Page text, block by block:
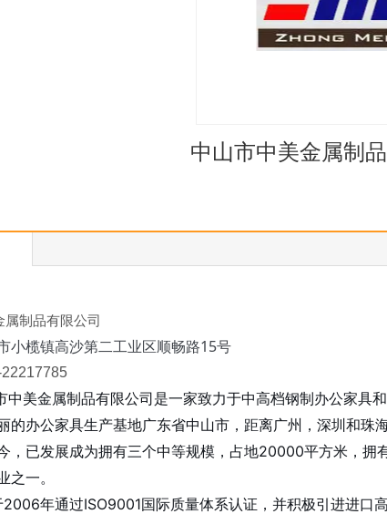
中山市中美金属制
制品有限公司
小榄镇高沙第二工业区顺畅路15号
中美金属制品有限公司是一家致力于中高档钢制办公家具
的办公家具生产基地广东省中山市，距离广州，深圳和
，已发展成为拥有三个中等规模，占地20000平方米，
之一。
年通过ISO9001国际质量体系认证，并积极引进进口